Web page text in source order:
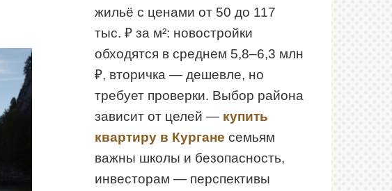
жильё с ценами от 50 до 117
тыс. ₽ за м²: новостройки
обходятся в среднем 5,8–6,3 млн
₽, вторичка — дешевле, но
требует проверки. Выбор района
зависит от целей — купить
квартиру в Кургане семьям
важны школы и безопасность,
инвесторам — перспективы